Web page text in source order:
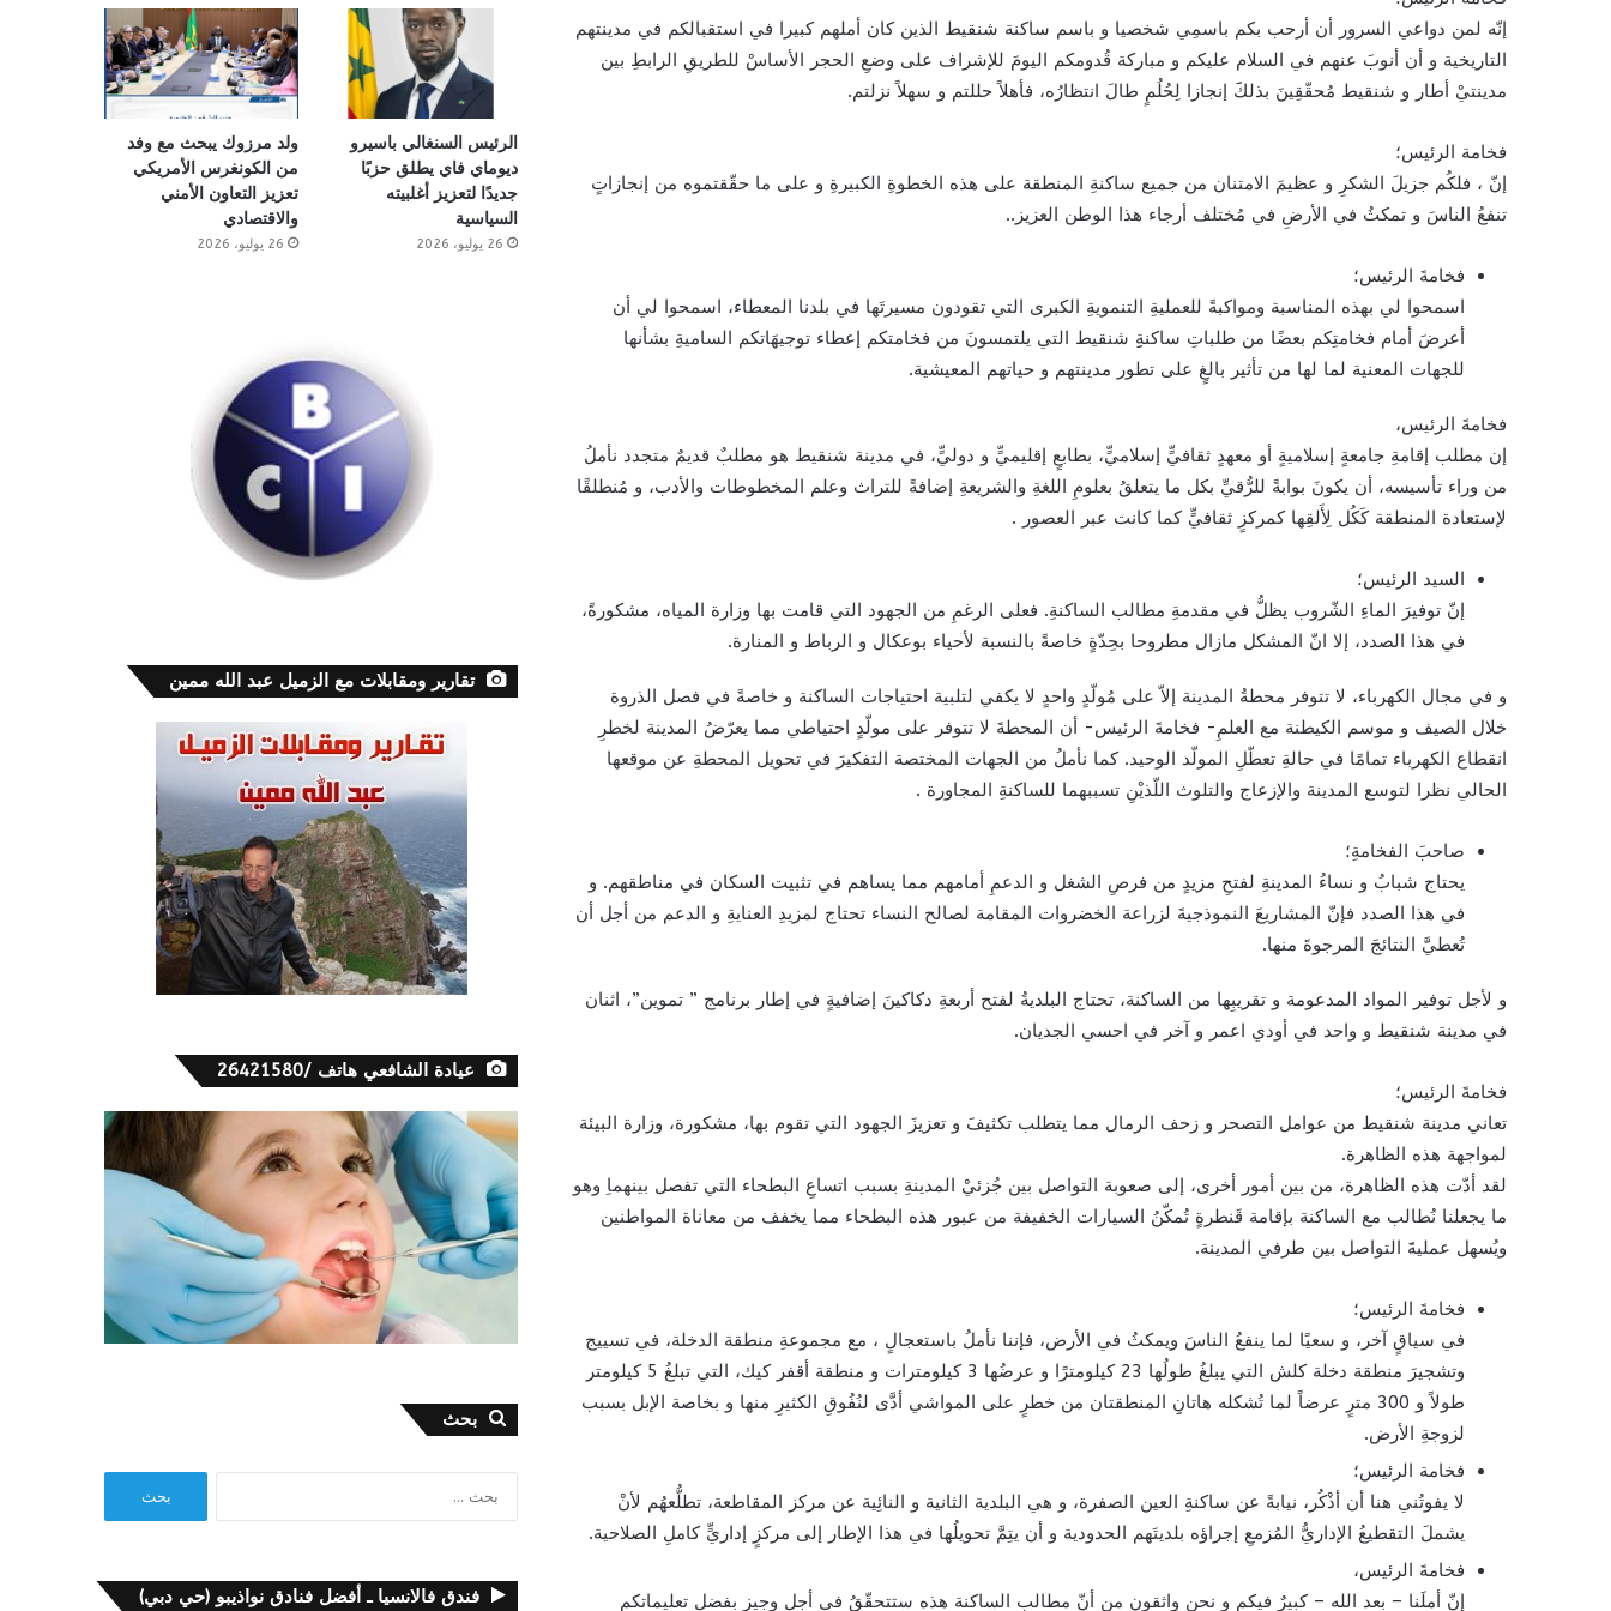
إنّه لمن دواعي السرور أن أرحب بكم باسمِي شخصيا و باسم ساكنة شنقيط الذين كان أملهم كبيرا في استقبالكم في مدينتهم
التاريخية و أن أنوبَ عنهم في السلام عليكم و مباركة قُدومكم اليومَ للإشراف على وضعِ الحجر الأساسْ للطريقِ الرابطِ بين
مدينتيْ أطار و شنقيط مُحقّقِينَ بذلكََ إنجازا لِحُلُمٍ طالَ انتظارُه، فأهلاً حللتم و سهلاً نزلتم.
فخامة الرئيس؛
إنّ ، فلكُم جزيلَ الشكرِ و عظيمَ الامتنان من جميع ساكنةِ المنطقة على هذه الخطوةِ الكبيرةِ و على ما حقّقتموه من إنجازاتٍ
تنفعُ الناسَ و تمكثُ في الأرضِ في مُختلف أرجاء هذا الوطن العزيز..
فخامةَ الرئيس؛
اسمحوا لي بهذه المناسبة ومواكبةً للعمليةِ التنمويةِ الكبرى التي تقودون مسيرتَها في بلدنا المعطاء، اسمحوا لي أن
أعرضَ أمام فخامتِكم بعضًا من طلباتِ ساكنةِِ شنقيط التي يلتمسونَ من فخامتكم إعطاء توجيهَاتكم الساميةِ بشأنها
للجهات المعنية لما لها من تأثير بالغٍ على تطور مدينتهم و حياتهم المعيشية.
فخامةَ الرئيس،
إن مطلب إقامةِ جامعةٍ إسلاميةٍ أو معهدٍ ثقافيٍّ إسلاميٍّ، بطابعٍ إقليميٍّ و دوليٍّ، في مدينة شنقيط هو مطلبٌ قديمٌ متجدد نأملُ
من وراء تأسيسه، أن يكونَ بوابةً للرُّقيِّ بكل ما يتعلقُ بعلومِ اللغةِ والشريعةِ إضافةً للتراث وعلم المخطوطات والأدب، و مُنطلقًا
لإستعادة المنطقة كَكُل لِأَلقِها كمركزٍ ثقافيٍّ كما كانت عبر العصور .
السيد الرئيس؛
إنّ توفيرَ الماءِ الشّروب يظلُّ في مقدمةِ مطالب الساكنةِ. فعلى الرغمِ من الجهود التي قامت بها وزارة المياه، مشكورةً،
في هذا الصدد، إلا انّ المشكل مازال مطروحا بحِدّةٍ خاصةً بالنسبة لأحياء بوعكال و الرباط و المنارة.
و في مجال الكهرباء، لا تتوفر محطةُ المدينة إلاّ على مُولّدٍ واحدٍ لا يكفي لتلبية احتياجات الساكنة و خاصةً في فصل الذروة
خلال الصيف و موسم الكيطنة مع العلمِ- فخامةَ الرئيس- أن المحطةَ لا تتوفر على مولّدٍ احتياطي مما يعرّضُ المدينة لخطرِ
انقطاع الكهرباء تمامًا في حالةِ تعطّلِ المولّد الوحيد. كما نأملُ من الجهات المختصة التفكيرَ في تحويل المحطةِ عن موقعها
الحالي نظرا لتوسع المدينة والإزعاج والتلوث اللّذيْنِ تسببهما للساكنةِ المجاورة .
صاحبَ الفخامةِ؛
يحتاج شبابُ و نساءُ المدينةِ لفتحِ مزيدٍ من فرصِ الشغل و الدعمِ أمامهم مما يساهم في تثبيت السكان في مناطقهم. و
في هذا الصدد فإنّ المشاريعَ النموذجيةَ لزراعة الخضروات المقامة لصالح النساء تحتاج لمزيدِ العنايةِ و الدعم من أجل أن
تُعطيَّ النتائجَ المرجوةَ منها.
و لأجل توفير المواد المدعومة و تقريبِها من الساكنة، تحتاج البلديةُ لفتح أربعةِ دكاكينَ إضافيةٍ في إطار برنامج ” تموين”، اثنان
في مدينة شنقيط و واحد في أودي اعمر و آخر في احسي الجديان.
فخامةَ الرئيس؛
تعاني مدينة شنقيط من عوامل التصحر و زحف الرمال مما يتطلب تكثيفَ و تعزيزَ الجهود التي تقوم بها، مشكورة، وزارة البيئة
لمواجهة هذه الظاهرة.
لقد أدّت هذه الظاهرة، من بين أمور أخرى، إلى صعوبة التواصل بين جُزئيْ المدينةِ بسبب اتساعِ البطحاء التي تفصل بينهماِ وهو
ما يجعلنا نُطالب مع الساكنة بإقامة قَنطرةٍ تُمكّنُ السيارات الخفيفة من عبور هذه البطحاء مما يخفف من معاناة المواطنين
ويُسهل عمليةََ التواصل بين طرفي المدينة.
فخامةَ الرئيس؛
في سياقٍ آخر، و سعيًا لما ينفعُ الناسَ ويمكثُ في الأرض، فإننا نأملُ باستعجالٍ ، مع مجموعةِ منطقة الدخلة، في تسييج
وتشجيرَ منطقة دخلة كلش التي يبلغُ طولُها 23 كيلومترًا و عرضُها 3 كيلومترات و منطقة أقفر كيك، التي تبلغُ 5 كيلومتر
طولاً و 300 مترٍ عرضاً لما تُشكله هاتانِِ المنطقتان من خطرٍ على المواشي أدَّى لنُفُوقِ الكثيرِ منها و بخاصة الإبل بسبب
لزوجةِ الأرض.
فخامة الرئيس؛
لا يفوتُني هنا أن أذْكُر، نيابةً عن ساكنةِ العين الصفرة، و هي البلدية الثانية و النائِية عن مركز المقاطعة، تطلُّعهُم لأنْ
يشملَ التقطيعُ الإداريُّ المُزمعِ إجراؤه بلديتَهم الحدودية و أن يتِمَّ تحويلُها في هذا الإطار إلى مركزٍ إداريٍّ كاملِ الصلاحية.
فخامةَ الرئيس،
إنّ أملَنا – بعد الله – كبيرٌ فيكم و نحن واثقون من أنّ مطالب الساكنة هذه ستتحقّقُ في أجلٍ وجيزٍ بفضل تعليماتكم
الرئيس السنغالي باسيرو
ديوماي فاي يطلق حزبًا
جديدًا لتعزيز أغلبيته
السياسية
26 يوليو، 2026
ولد مرزوك يبحث مع وفد
من الكونغرس الأمريكي
تعزيز التعاون الأمني
والاقتصادي
26 يوليو، 2026
تقارير ومقابلات مع الزميل عبد الله ممين
عيادة الشافعي هاتف /26421580
بحث
فندق فالانسيا ـ أفضل فنادق نواذيبو (حي دبي)